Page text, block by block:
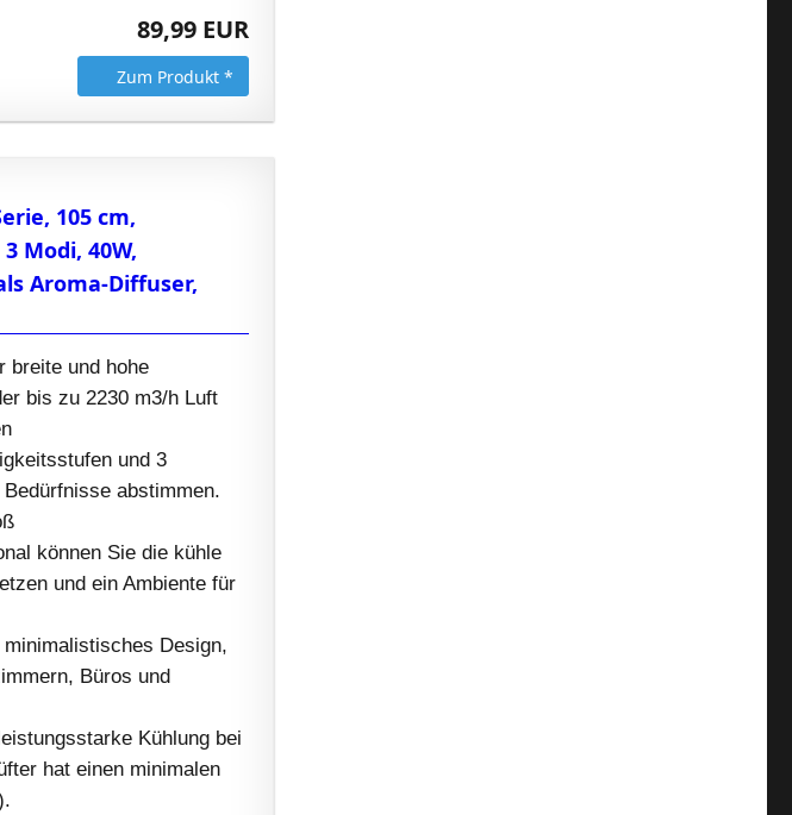
89,99 EUR
Zum Produkt *
105 cm,
Modi, 40W,
Aroma-Diffuser,
breite und hohe
bis zu 2230 m3/h Luft
und 3
abstimmen.
können Sie die kühle
und ein Ambiente für
Design,
Büros und
Kühlung bei
hat einen minimalen